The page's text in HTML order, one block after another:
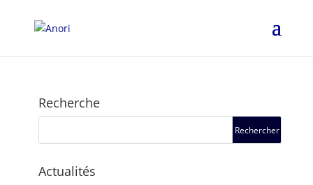
Recherche
Actualités